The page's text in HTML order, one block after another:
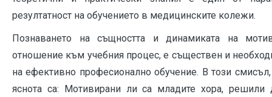
резултатност на обучението в медицинските колежи.
Познаването на същността и динамиката на
отношение към учебния процес, е съществен и
на ефективно професионално обучение. В този
яснота са: Мотивирани ли са младите хора, решили